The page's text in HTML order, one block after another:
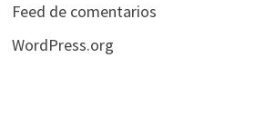
Feed de comentarios
WordPress.org